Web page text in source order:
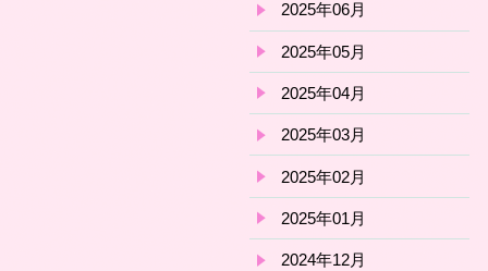
2025年06月
2025年05月
2025年04月
2025年03月
2025年02月
2025年01月
2024年12月